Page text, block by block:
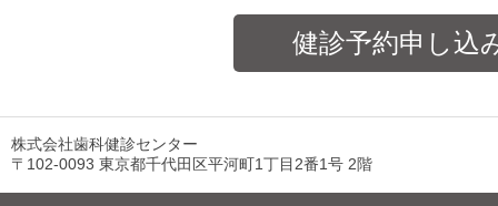
健診予約申し込
株式会社歯科健診センター
〒102-0093 東京都千代田区平河町1丁目2番1号 2階